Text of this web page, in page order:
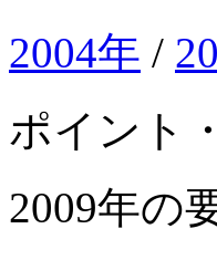
2004年 /
ポイント
2009年の